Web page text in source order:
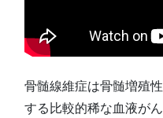
骨髄線維症は骨髄増殖
する比較的稀な血液が